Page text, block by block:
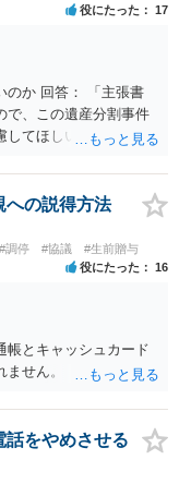
役にたった 17
のか 回答： 「主張書
で、この遺産分割事件
してほしいと思う、亡
しい事情に関連して
別で提出できます。も
る場合、「非開示の希
れます。 ご質問：書
姉さんが申立書の「申
に対して意見があれ
の理由」のところに、
と話合いが出来ない／
お姉さん間の事情やい
さんから見てそれは違
と考える事情があれば
らお金を援助してもら
への説得方法
#調停 #協議 #生前贈与
役にたった 16
帳とキャッシュカード
せん。
話をやめさせる